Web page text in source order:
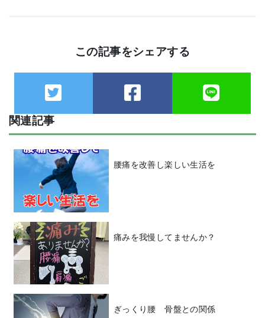
この記事をシェアする
関連記事
腰痛を改善し楽しい生活を
痛みを我慢してませんか？
ぎっくり腰 骨盤との関係